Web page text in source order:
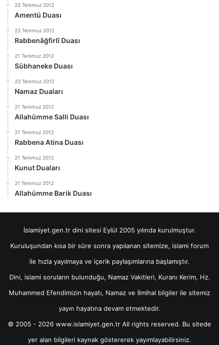
22 Temmuz 2012
Amentü Duası
22 Temmuz 2012
Rabbenâğfirlî Duası
21 Temmuz 2012
Sübhaneke Duası
23 Temmuz 2012
Namaz Duaları
21 Temmuz 2012
Allahümme Salli Duası
21 Temmuz 2012
Rabbena Atina Duası
21 Temmuz 2012
Kunut Duaları
21 Temmuz 2012
Allahümme Barik Duası
İslamiyet.gen.tr dini sitesi Eylül 2005 yılında kurulmuştur.
Kuruluşundan kısa bir süre sonra yapılanan sitemize, islami forum
ile hızla yayılmaya ve içerik paylaşımlarına başlamıştır.
Dini, islami soruların bulunduğu, Namaz Vakitleri, Kuranı Kerim, Hz.
Muhammed Efendimizin hayatı, Namaz ve İlmihal bilgiler ile sitemiz
yayın hayatına devam etmektedir.
© 2005 - 2026 www.islamiyet.gen.tr All rights reserved. Bu sitede
yer alan bilgileri kaynak göstererek yayımlayabilirsiniz.